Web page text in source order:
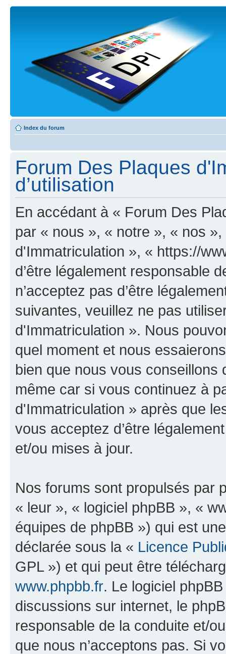
Index du forum
Forum Des Plaques
d’utilisation
En accédant à « Forum Des
par « nous », « notre », « nos
d'Immatriculation », « https://
d’être légalement responsable
n’acceptez pas d’être
suivantes, veuillez ne pas
d'Immatriculation ». Nous
quel moment et nous
bien que nous vous
même car si vous continuez à
d'Immatriculation » après que
vous acceptez d’être
et/ou mises à jour.
Nos forums sont propulsés par
« leur », « logiciel phpBB », «
équipes de phpBB ») qui est
déclarée sous la « Licence
GPL ») et qui peut être
www.phpbb.fr. Le logiciel
discussions sur internet, le
responsable de la conduite et/
que nous n’acceptons pas. Si